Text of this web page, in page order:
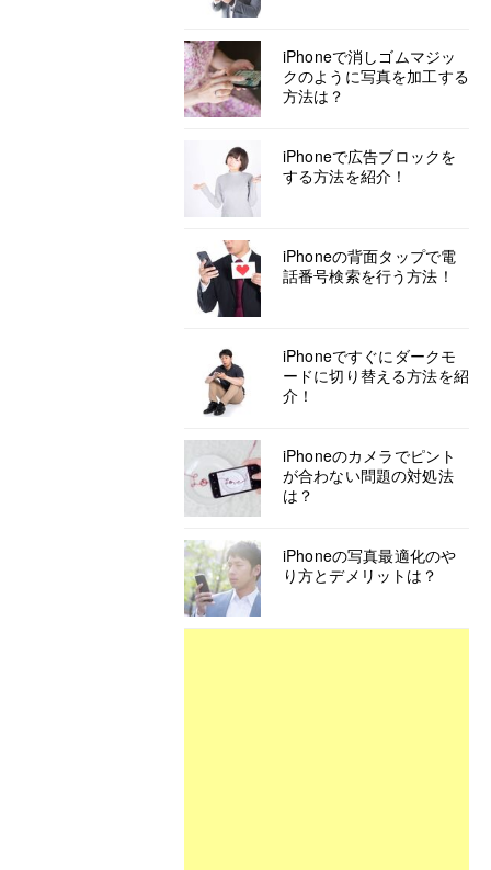
iPhoneで消しゴムマジッ
クのように写真を加工する
方法は？
iPhoneで広告ブロックを
する方法を紹介！
iPhoneの背面タップで電
話番号検索を行う方法！
iPhoneですぐにダークモ
ードに切り替える方法を紹
介！
iPhoneのカメラでピント
が合わない問題の対処法
は？
iPhoneの写真最適化のや
り方とデメリットは？